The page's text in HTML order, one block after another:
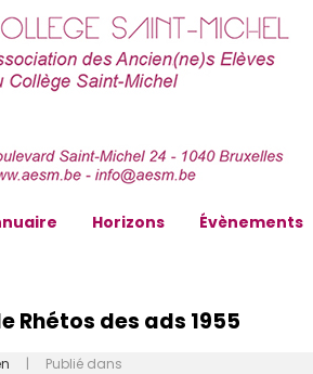
Horizons Évènements
Rhétos des ads 1955
| Publié dans